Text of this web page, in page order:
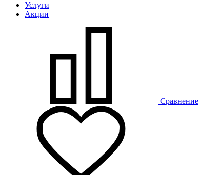
Услуги
Акции
Сравнение